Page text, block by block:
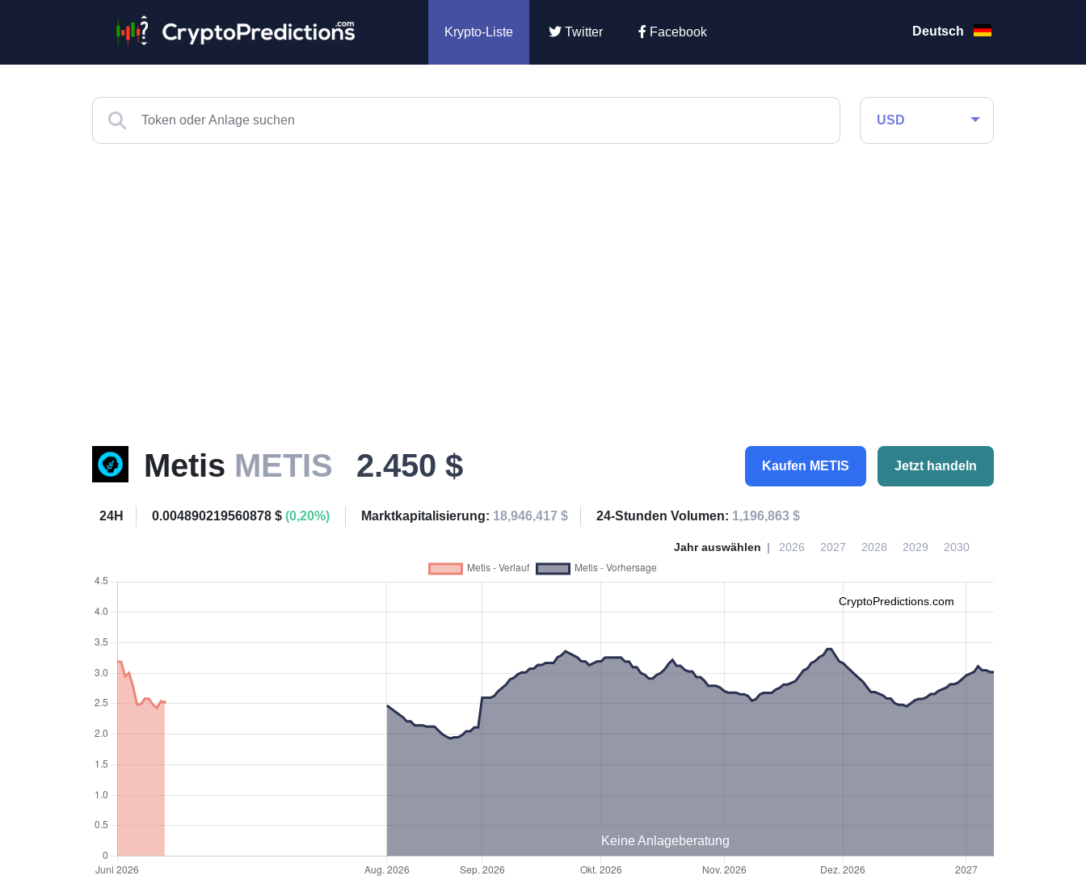
Krypto-Liste Twitter Facebook Deutsch
USD
Metis METIS 2.450 $ Kaufen METIS Jetzt handeln
24H 0.004890219560878 $ (0,20%) Marktkapitalisierung: 18,946,417 $ 24-Stunden Volumen: 1,196,863 $
Jahr auswählen 2026 2027 2028 2029 2030
CryptoPredictions.com
Keine Anlageberatung